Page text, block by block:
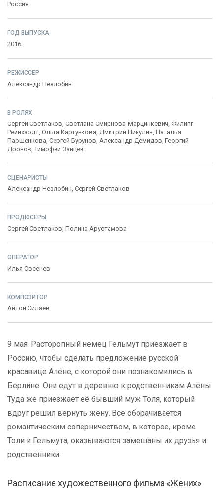
Россия
ГОД ВЫПУСКА
2016
РЕЖИССЕР
Александр Незлобин
В РОЛЯХ
Сергей Светлаков, Светлана Смирнова-Марцинкевич, Филипп
Рейнхардт, Ольга Картункова, Дмитрий Никулин, Наталья
Паршенкова, Сергей Бурунов, Александр Демидов, Георгий
Дронов, Тимофей Зайцев
СЦЕНАРИСТЫ
Александр Незлобин, Сергей Светлаков
ПРОДЮСЕРЫ
Сергей Светлаков, Полина Арустамова
ОПЕРАТОР
Илья Овсенев
КОМПОЗИТОР
Антон Силаев
9 мая. Расторопный немец Гельмут приезжает в
Россию, чтобы сделать предложение русской
красавице Алёне, с которой они познакомились в
Берлине. Они едут в деревню к родственникам Алёны.
Туда же приезжает её бывший муж Толя, который
вдруг решил вернуть жену. Всё оборачивается
романтическим соперничеством, в которое, кроме
Толи и Гельмута, оказываются замешаны их друзья и
родственники.
Расписание художественного фильма «Жених»